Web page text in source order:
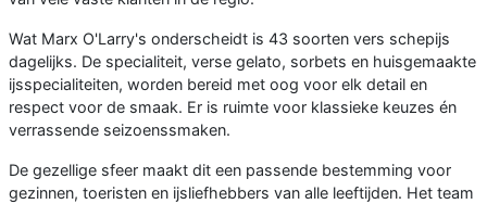
Wat Marx O'Larry's onderscheidt is 43 soorten vers schepijs
dagelijks. De specialiteit, verse gelato, sorbets en huisgemaakte
ijsspecialiteiten, worden bereid met oog voor elk detail en
respect voor de smaak. Er is ruimte voor klassieke keuzes én
verrassende seizoenssmaken.
De gezellige sfeer maakt dit een passende bestemming voor
gezinnen, toeristen en ijsliefhebbers van alle leeftijden. Het team